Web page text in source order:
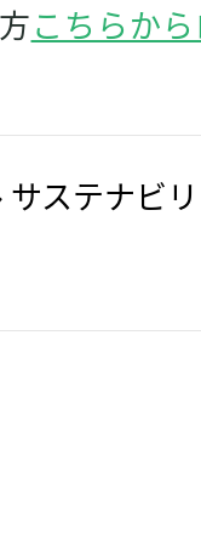
こちらか
ステナビ